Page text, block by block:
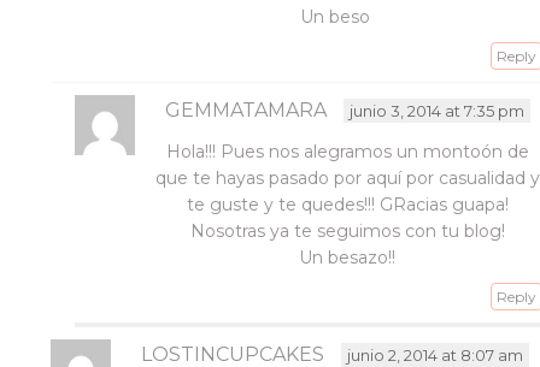
Un beso
Reply
GEMMATAMARA junio 3, 2014 at 7:35 pm
Hola!!! Pues nos alegramos un montoón de
que te hayas pasado por aquí por casualidad y
te guste y te quedes!!! GRacias guapa!
Nosotras ya te seguimos con tu blog!
Un besazo!!
Reply
LOSTINCUPCAKES junio 2, 2014 at 8:07 am